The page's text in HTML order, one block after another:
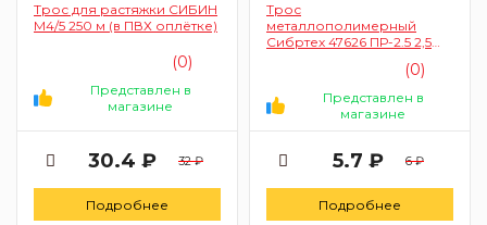
Трос для растяжки СИБИН
М4/5 250 м (в ПВХ оплётке)
(0)
Представлен в
магазине
30.4 ₽ 32 ₽
Подробнее
Трос
металлополимерный
Сибртех 47626 ПР-2.5 2,5
(0)
Представлен в
магазине
5.7 ₽ 6 ₽
Подробнее